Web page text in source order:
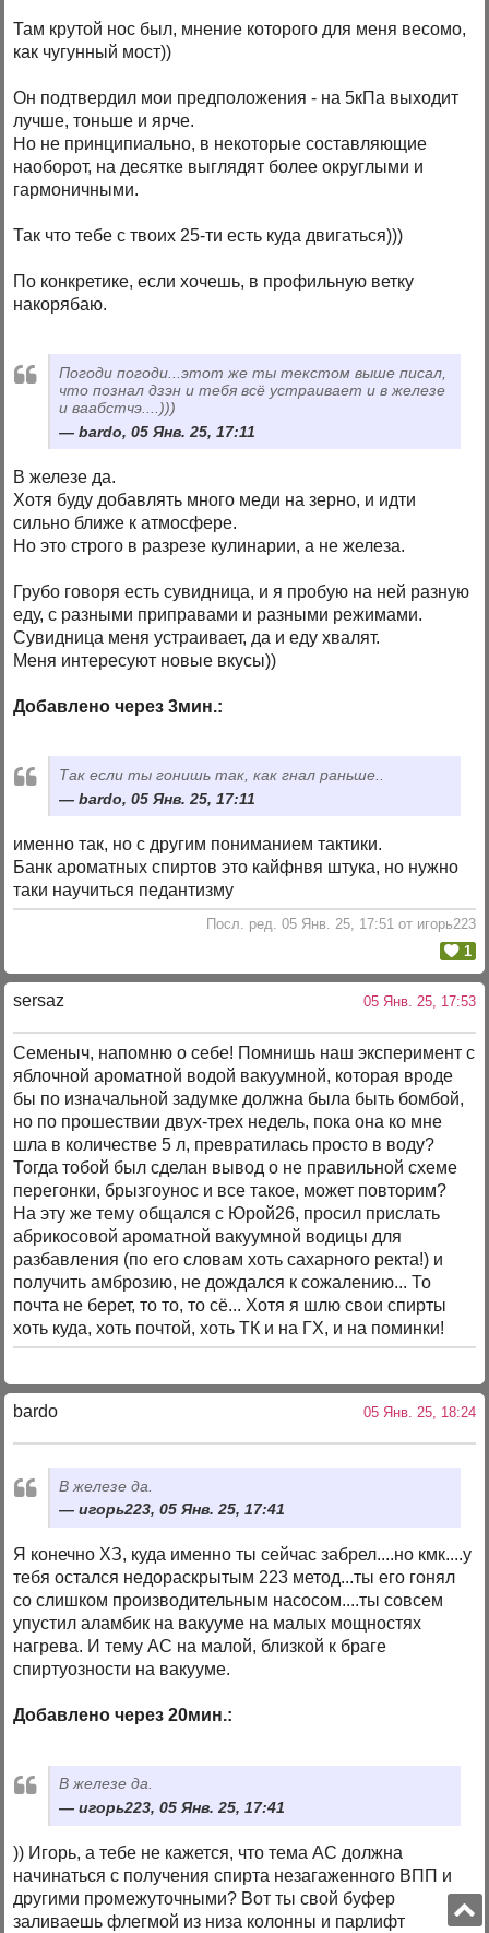
Там крутой нос был, мнение которого для меня весомо,
как чугунный мост))
Он подтвердил мои предположения - на 5кПа выходит
лучше, тоньше и ярче.
Но не принципиально, в некоторые составляющие
наоборот, на десятке выглядят более округлыми и
гармоничными.
Так что тебе с твоих 25-ти есть куда двигаться)))
По конкретике, если хочешь, в профильную ветку
накорябаю.
Погоди погоди...этот же ты текстом выше писал,
что познал дзэн и тебя всё устраивает и в железе
и ваабстчэ....)))
bardo, 05 Янв. 25, 17:11
В железе да.
Хотя буду добавлять много меди на зерно, и идти
сильно ближе к атмосфере.
Но это строго в разрезе кулинарии, а не железа.
Грубо говоря есть сувидница, и я пробую на ней разную
еду, с разными приправами и разными режимами.
Сувидница меня устраивает, да и еду хвалят.
Меня интересуют новые вкусы))
Добавлено через 3мин.:
Так если ты гонишь так, как гнал раньше..
bardo, 05 Янв. 25, 17:11
именно так, но с другим пониманием тактики.
Банк ароматных спиртов это кайфнвя штука, но нужно
таки научиться педантизму
Посл. ред. 05 Янв. 25, 17:51 от игорь223
1
sersaz 05 Янв. 25, 17:53
Семеныч, напомню о себе! Помнишь наш эксперимент с
яблочной ароматной водой вакуумной, которая вроде
бы по изначальной задумке должна была быть бомбой,
но по прошествии двух-трех недель, пока она ко мне
шла в количестве 5 л, превратилась просто в воду?
Тогда тобой был сделан вывод о не правильной схеме
перегонки, брызгоунос и все такое, может повторим?
На эту же тему общался с Юрой26, просил прислать
абрикосовой ароматной вакуумной водицы для
разбавления (по его словам хоть сахарного ректа!) и
получить амброзию, не дождался к сожалению... То
почта не берет, то то, то сё... Хотя я шлю свои спирты
хоть куда, хоть почтой, хоть ТК и на ГХ, и на поминки!
bardo 05 Янв. 25, 18:24
В железе да.
игорь223, 05 Янв. 25, 17:41
Я конечно ХЗ, куда именно ты сейчас забрел....но кмк....у
тебя остался недораскрытым 223 метод...ты его гонял
со слишком производительным насосом....ты совсем
упустил аламбик на вакууме на малых мощностях
нагрева. И тему АС на малой, близкой к браге
спиртуозности на вакууме.
Добавлено через 20мин.:
В железе да.
игорь223, 05 Янв. 25, 17:41
)) Игорь, а тебе не кажется, что тема АС должна
начинаться с получения спирта незагаженного ВПП и
другими промежуточными? Вот ты свой буфер
заливаешь флегмой из низа колонны и парлифт